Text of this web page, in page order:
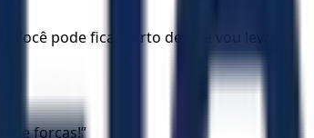
Você pode ficar certo de que vou levar
me forças!”